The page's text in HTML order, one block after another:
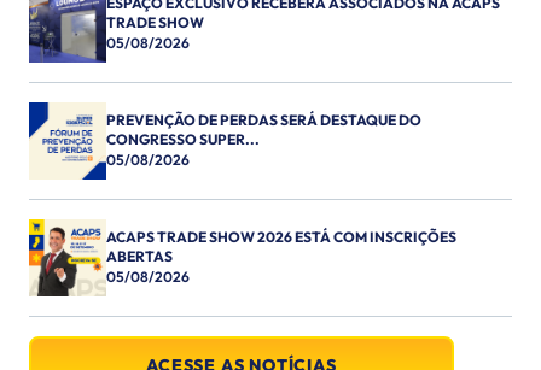
TRADE SHOW
05/08/2026
PREVENÇÃO DE PERDAS SERÁ DESTAQUE DO
CONGRESSO SUPER...
05/08/2026
ACAPS TRADE SHOW 2026 ESTÁ COM INSCRIÇÕES
ABERTAS
05/08/2026
ACESSE AS NOTÍCIAS